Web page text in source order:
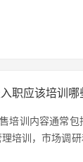
职应该培训
培训内容通常
培训，市场调